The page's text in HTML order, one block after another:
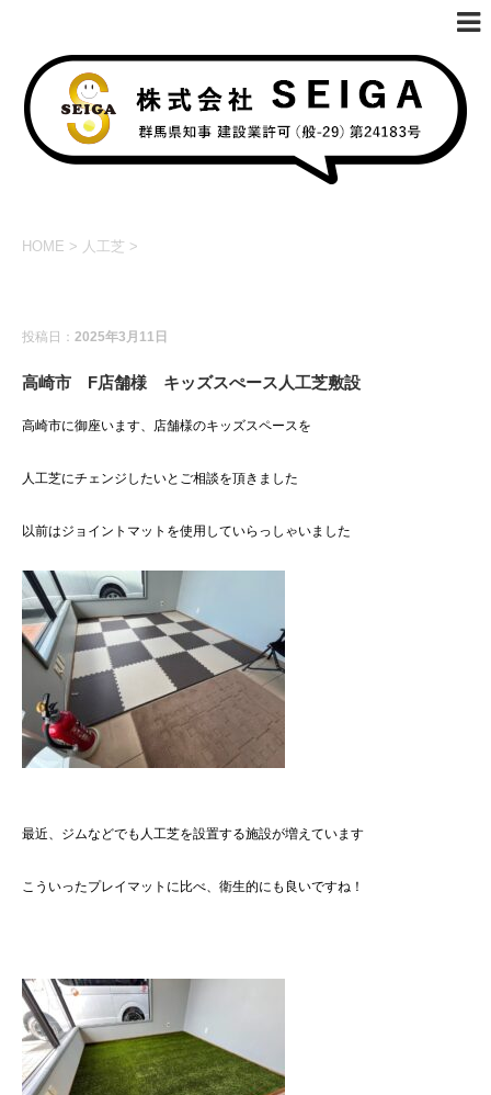
HOME > 人工芝 >
投稿日： 2025年3月11日
高崎市 F店舗様 キッズスぺース人工芝敷設
高崎市に御座います、店舗様のキッズスペースを
人工芝にチェンジしたいとご相談を頂きました
以前はジョイントマットを使用していらっしゃいました
最近、ジムなどでも人工芝を設置する施設が増えています
こういったプレイマットに比べ、衛生的にも良いですね！